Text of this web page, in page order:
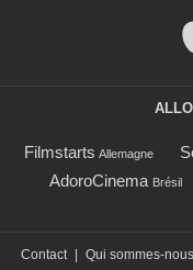
Filmstarts Allemagne
AdoroCinema Brésil
Contact Qui sommes-nous